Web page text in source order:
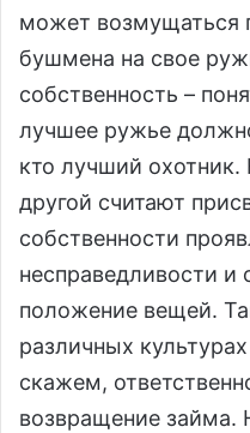
может возмущаться
бушмена на свое
собственность –
лучшее ружье
кто лучший охотник.
другой считают
собственности
несправедливости и
положение вещей.
различных
скажем,
возвращение